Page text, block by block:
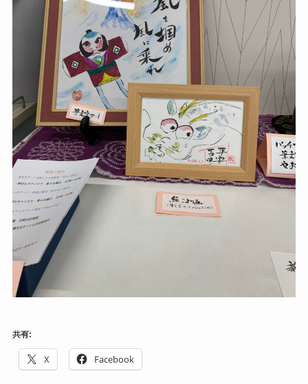
共有:
X Facebook